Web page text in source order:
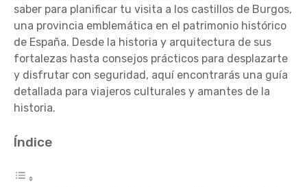
saber para planificar tu visita a los castillos de Burgos,
una provincia emblemática en el patrimonio histórico
de España. Desde la historia y arquitectura de sus
fortalezas hasta consejos prácticos para desplazarte
y disfrutar con seguridad, aquí encontrarás una guía
detallada para viajeros culturales y amantes de la
historia.
Índice